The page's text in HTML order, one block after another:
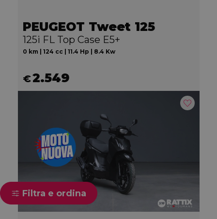
PEUGEOT Tweet 125
125i FL Top Case E5+
0 km | 124 cc | 11.4 Hp | 8.4 Kw
€2.549
Filtra e ordina